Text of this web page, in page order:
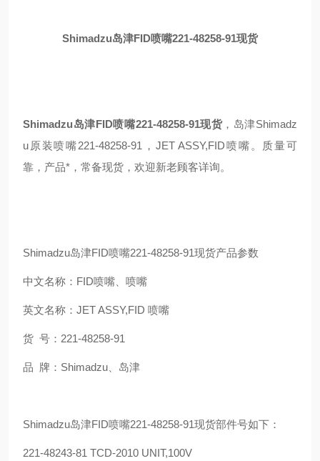
Shimadzu岛津FID喷嘴221-48258-91现货
Shimadzu岛津FID喷嘴221-48258-91现货，岛津Shimadz
u原装喷嘴221-48258-91，JET ASSY,FID喷嘴。质量可
靠，产品*，常备现货，欢迎新老顾客详询。
Shimadzu岛津FID喷嘴221-48258-91现货产品参数
中文名称：FID喷嘴、喷嘴
英文名称：JET ASSY,FID 喷嘴
货 号：221-48258-91
品 牌：Shimadzu、岛津
Shimadzu岛津FID喷嘴221-48258-91现货部件号如下：
221-48243-81 TCD-2010 UNIT,100V